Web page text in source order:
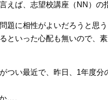
えば、志望校講座（NN）の
題に相性がよいだろうと思
といった心配も無いので、
つい最近で、昨日、1年度
…。